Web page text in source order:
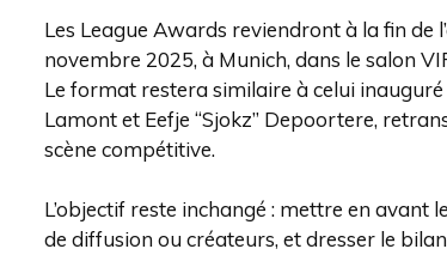
Les League Awards reviendront à la fin de
novembre 2025, à Munich, dans le salon
Le format restera similaire à celui
Lamont et Eefje “Sjokz” Depoortere,
scène compétitive.
L’objectif reste inchangé : mettre en avant
de diffusion ou créateurs, et dresser le